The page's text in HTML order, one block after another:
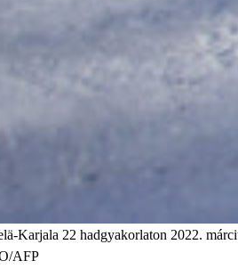
Karjala 22 hadgyakorlaton 2022.
AFP